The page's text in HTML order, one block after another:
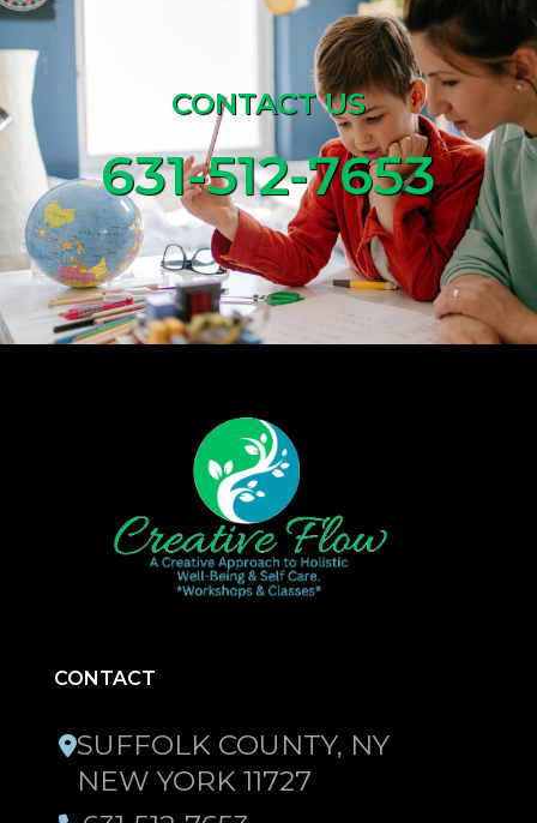
CONTACT US
631-512-7653
CONTACT
SUFFOLK COUNTY, NY
NEW YORK 11727